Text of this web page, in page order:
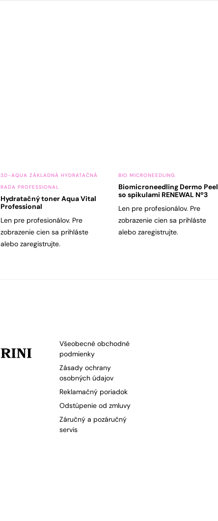
3D-AQUA ZÁKLADNÁ HYDRATAČNÁ
RADA PROFESSIONAL
Hydratačný toner Aqua Vital
Professional
Len pre profesionálov. Pre
zobrazenie cien sa prihláste
alebo zaregistrujte.
BIO MICRONEEDLING
Biomicroneedling Dermo Peel
so spikulami RENEWAL Nº3
Len pre profesionálov. Pre
zobrazenie cien sa prihláste
alebo zaregistrujte.
Všeobecné obchodné
podmienky
Zásady ochrany
osobných údajov
Reklamačný poriadok
Odstúpenie od zmluvy
Záručný a pozáručný
servis